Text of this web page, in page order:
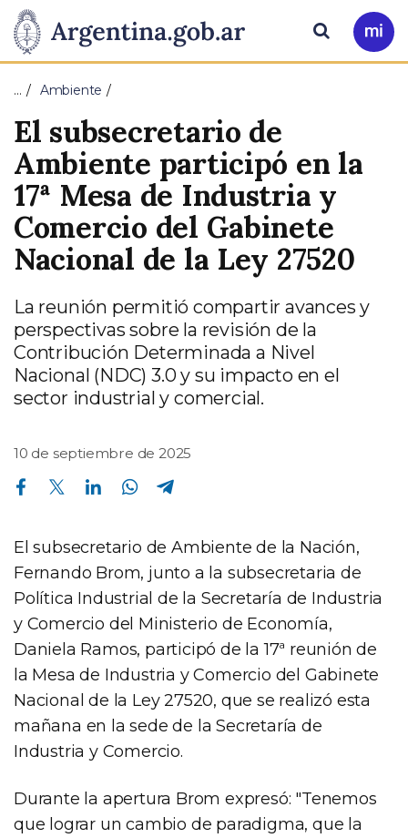
Presidencia
de
la
Nación
Pasar al contenido principal
Ir
a
Buscar
… Ambiente
El subsecretario de
Ambiente participó en la
17ª Mesa de Industria y
Comercio del Gabinete
Nacional de la Ley 27520
La reunión permitió compartir avances y
perspectivas sobre la revisión de la
Contribución Determinada a Nivel
Nacional (NDC) 3.0 y su impacto en el
sector industrial y comercial.
10 de septiembre de 2025
Compartir en Facebook Compartir en Twitter Compartir en Linkedin Compartir en Whatsapp
El subsecretario de Ambiente de la Nación,
Fernando Brom, junto a la subsecretaria de
Política Industrial de la Secretaría de Industria
y Comercio del Ministerio de Economía,
Daniela Ramos, participó de la 17ª reunión de
la Mesa de Industria y Comercio del Gabinete
Nacional de la Ley 27520, que se realizó esta
mañana en la sede de la Secretaría de
Industria y Comercio.
Durante la apertura Brom expresó: "Tenemos
que lograr un cambio de paradigma, que la